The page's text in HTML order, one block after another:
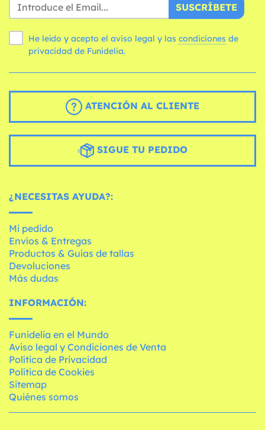
SUSCRÍBETE
He leído y acepto el aviso legal y las condiciones
privacidad de Funidelia.
ATENCIÓN AL CLIENTE
SIGUE TU PEDIDO
¿NECESITAS AYUDA?:
Mi pedido
Envíos & Entregas
Productos & Guías de tallas
Devoluciones
Más dudas
INFORMACIÓN:
Funidelia en el Mundo
Aviso legal y Condiciones de Venta
Política de Privacidad
Política de Cookies
Sitemap
Quiénes somos